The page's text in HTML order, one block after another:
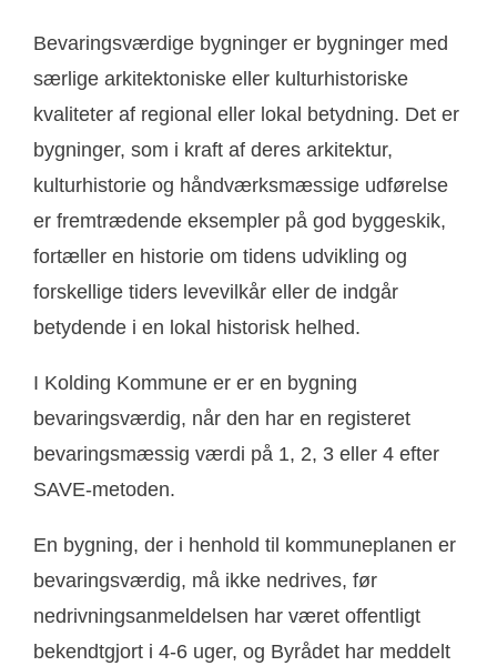
Bevaringsværdige bygninger er bygninger med
særlige arkitektoniske eller kulturhistoriske
kvaliteter af regional eller lokal betydning. Det er
bygninger, som i kraft af deres arkitektur,
kulturhistorie og håndværksmæssige udførelse
er fremtrædende eksempler på god byggeskik,
fortæller en historie om tidens udvikling og
forskellige tiders levevilkår eller de indgår
betydende i en lokal historisk helhed.
I Kolding Kommune er er en bygning
bevaringsværdig, når den har en registeret
bevaringsmæssig værdi på 1, 2, 3 eller 4 efter
SAVE-metoden.
En bygning, der i henhold til kommuneplanen er
bevaringsværdig, må ikke nedrives, før
nedrivningsanmeldelsen har været offentligt
bekendtgjort i 4-6 uger, og Byrådet har meddelt